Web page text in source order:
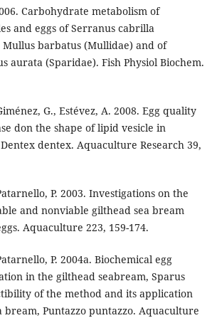
Carbohydrate metabolism of
and eggs of Serranus cabrilla
barbatus (Mullidae) and of
aurata (Sparidae). Fish Physiol Biochem.
G., Estévez, A. 2008. Egg quality
don the shape of lipid vesicle in
dentex. Aquaculture Research 39,
P. 2003. Investigations on the
and nonviable gilthead sea bream
Aquaculture 223, 159-174.
P. 2004a. Biochemical egg
in the gilthead seabream, Sparus
of the method and its application
bream, Puntazzo puntazzo. Aquaculture